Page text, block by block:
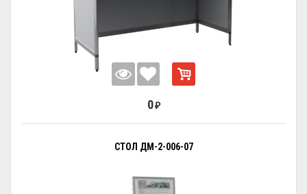
0 ₽
СТОЛ ДМ-2-006-07